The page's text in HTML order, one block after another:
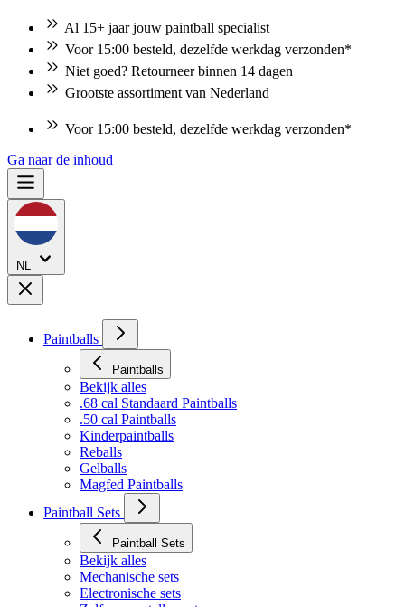
Al 15+ jaar jouw paintball specialist
Voor 15:00 besteld, dezelfde werkdag verzonden*
Niet goed? Retourneer binnen 14 dagen
Grootste assortiment van Nederland
Voor 15:00 besteld, dezelfde werkdag verzonden*
Ga naar de inhoud
NL
Paintballs
Paintballs
Bekijk alles
.68 cal Standaard Paintballs
.50 cal Paintballs
Kinderpaintballs
Reballs
Gelballs
Magfed Paintballs
Paintball Sets
Paintball Sets
Bekijk alles
Mechanische sets